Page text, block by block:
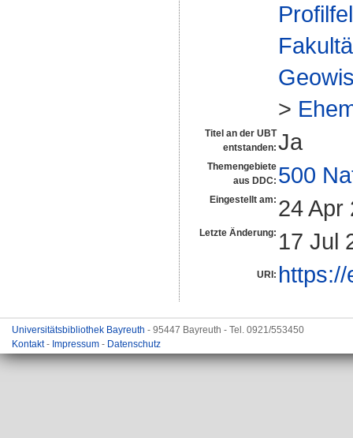
>
Titel an der UBT
entstanden: Ja
Themengebiete
aus DDC: 500
Eingestellt am: 24 Apr
Letzte Änderung: 17 Jul
URI:
Universitätsbibliothek Bayreuth - 95447 Bayreuth - Tel. 0921/553450
Kontakt- Impressum - Datenschutz